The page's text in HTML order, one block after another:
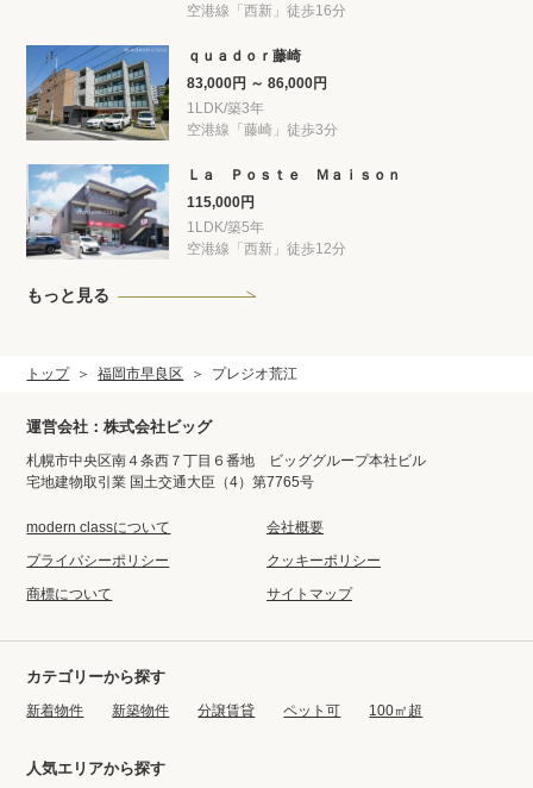
空港線「西新」徒歩16分
ｑｕａｄｏｒ藤崎
83,000円 ～ 86,000円
1LDK/築3年
空港線「藤崎」徒歩3分
Ｌａ Ｐｏｓｔｅ Ｍａｉｓｏｎ
115,000円
1LDK/築5年
空港線「西新」徒歩12分
もっと見る
トップ 福岡市早良区 プレジオ荒江
運営会社：株式会社ビッグ
札幌市中央区南４条西７丁目６番地 ビッググループ本社ビル
宅地建物取引業 国土交通大臣（4）第7765号
modern classについて
会社概要
プライバシーポリシー
クッキーポリシー
商標について
サイトマップ
カテゴリーから探す
新着物件 新築物件 分譲賃貸 ペット可 100㎡超
人気エリアから探す